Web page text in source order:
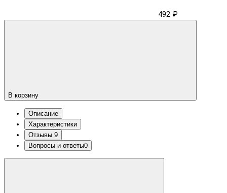
492 ₽
В корзину
Описание
Характеристики
Отзывы 9
Вопросы и ответы0